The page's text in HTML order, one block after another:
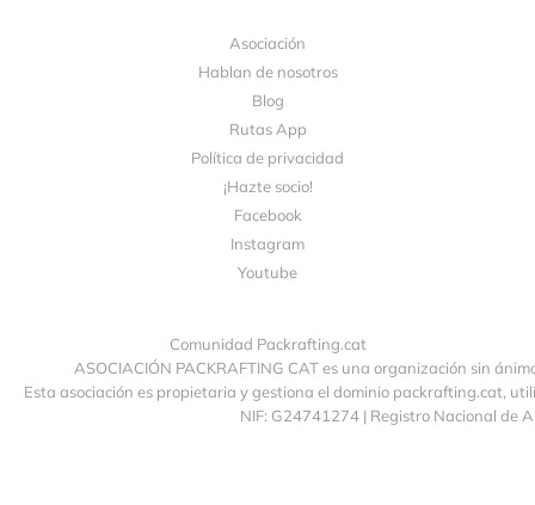
Asociación
Hablan de nosotros
Blog
Rutas App
Política de privacidad
¡Hazte socio!
Facebook
Instagram
Youtube
Comunidad Packrafting.cat
ASOCIACIÓN PACKRAFTING CAT es una organización sin
Esta asociación es propietaria y gestiona el dominio packrafting.cat,
NIF: G24741274 | Registro Nacional de